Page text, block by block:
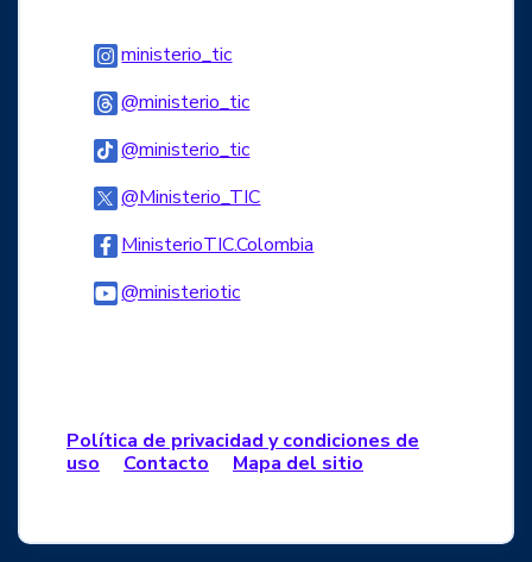
ministerio_ticLogo Instagram
@ministerio_ticLogo Threads
@ministerio_ticLogo Tiktok
@Ministerio_TICLogo Twitter
MinisterioTIC.Colombia
@ministerioticLogo Youtube
Política de privacidad y condiciones de
uso
Contacto Mapa del sitio